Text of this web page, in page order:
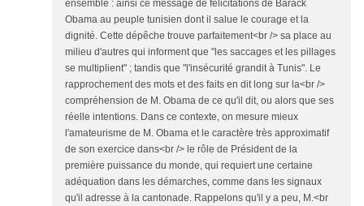
ensemble : ainsi ce message de félicitations de Barack
Obama au peuple tunisien dont il salue le courage et la
dignité. Cette dépêche trouve parfaitement<br /> sa place au
milieu d'autres qui informent que "les saccages et les pillages
se multiplient" ; tandis que "l'insécurité grandit à Tunis". Le
rapprochement des mots et des faits en dit long sur la<br />
compréhension de M. Obama de ce qu'il dit, ou alors que ses
réelle intentions. Dans ce contexte, on mesure mieux
l'amateurisme de M. Obama et le caractère très approximatif
de son exercice dans<br /> le rôle de Président de la
première puissance du monde, qui requiert une certaine
adéquation dans les démarches, comme dans les signaux
qu'il adresse à la cantonade. Rappelons qu'il y a peu, M.<br